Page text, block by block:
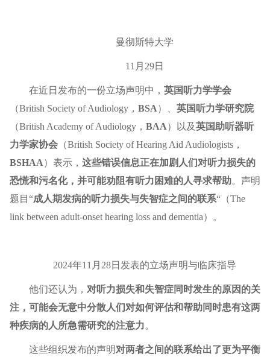
曼彻斯特大学
11月29日
在近日发布的一份立场声明中， 英国听力学学会
（British Society of Audiology， BSA）、 英国听力学研究院
（British Academy of Audiology， BAA）以及英国助听器听
力学家协会（British Society of Hearing Aid Audiologists，
BSHAA）表示， 这些错误信息正在加剧人们对听力损失的
恐慌和污名化，并可能劝阻有听力困难的人寻求帮助。声明
题目“成人期发病的听力损失与失智症之间的联系“（The
link between adult-onset hearing loss and dementia）。
2024年11月28日发表的立场声明与临床指导
他们还认为， 对听力损失和失智症同时发生的原因的关
注，可能会无意中分散人们对如何评估和帮助同时患有这两
种疾病的人所急需研究的注意力。
这些组织发布的声明对两者之间的联系给出了更为平衡